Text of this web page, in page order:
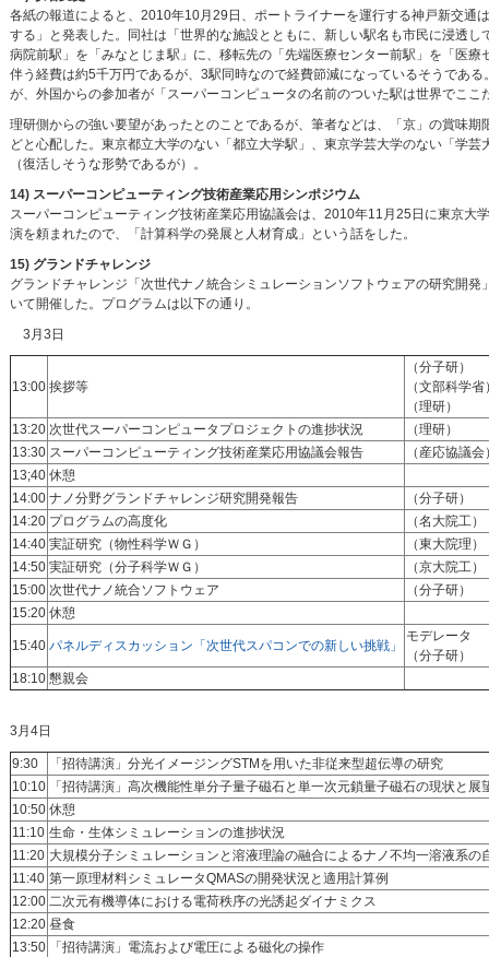
各紙の報道によると、2010年10月29日、ポートライナーを運行する神戸新交通
する」と発表した。同社は「世界的な施設とともに、新しい駅名も市民に浸透
病院前駅」を「みなとじま駅」に、移転先の「先端医療センター前駅」を「医
伴う経費は約5千万円であるが、3駅同時なので経費節減になっているそうであ
が、外国からの参加者が「スーパーコンピュータの名前のついた駅は世界でここ
理研側からの強い要望があったとのことであるが、筆者などは、「京」の賞味
どと心配した。東京都立大学のない「都立大学駅」、東京学芸大学のない「学
（復活しそうな形勢であるが）。
14) スーパーコンピューティング技術産業応用シンポジウム
スーパーコンピューティング技術産業応用協議会は、2010年11月25日に東京
演を頼まれたので、「計算科学の発展と人材育成」という話をした。
15) グランドチャレンジ
グランドチャレンジ「次世代ナノ統合シミュレーションソフトウェアの研究開発
いて開催した。プログラムは以下の通り。
3月3日
13:00 挨拶等
（分子研
（文部科学
（理研
13:20 次世代スーパーコンピュータプロジェクトの進捗状況
（理研
13:30 スーパーコンピューティング技術産業応用協議会報告
（産応協議
13;40 休憩
14:00 ナノ分野グランドチャレンジ研究開発報告
（分子研
14:20 プログラムの高度化
（名大院
14:40 実証研究（物性科学ＷＧ）
（東大院
14:50 実証研究（分子科学ＷＧ）
（京大院
15:00 次世代ナノ統合ソフトウェア
（分子研
15:20 休憩
15:40 パネルディスカッション「次世代スパコンでの新しい挑戦」
モデレータ
（分子研
18:10 懇親会
3月4日
9:30
「招待講演」分光イメージングSTMを用いた非従来型超伝導の研究
10:10
「招待講演」高次機能性単分子量子磁石と単一次元鎖量子磁石の現状と展
10:50 休憩
11:10 生命・生体シミュレーションの進捗状況
11:20 大規模分子シミュレーションと溶液理論の融合によるナノ不均一溶液系の
11:40 第一原理材料シミュレータQMASの開発状況と適用計算例
12:00 二次元有機導体における電荷秩序の光誘起ダイナミクス
12:20 昼食
13:50
「招待講演」電流および電圧による磁化の操作